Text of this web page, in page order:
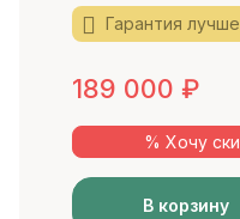
Гарантия
189 000 ₽
% Хочу
В корзину